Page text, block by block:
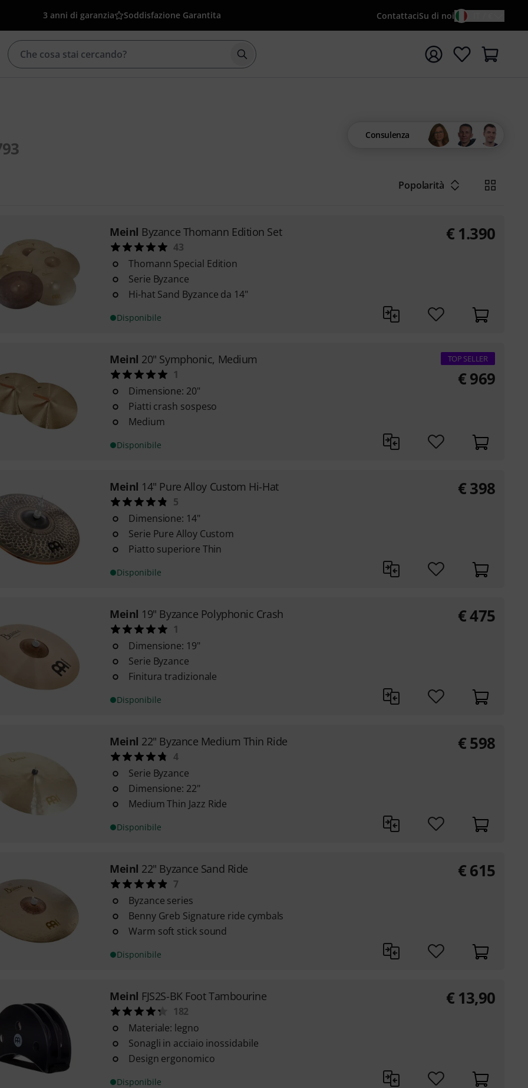
3 anni di garanzia Soddisfazione Garantita ContattaciSu di noi
Avviare la ricerca con il termine di ricerca {searchTerm}
Consulenza
Popolarità
Meinl Byzance Thomann Edition Set
43
Thomann Special Edition
Serie Byzance
Hi-hat Sand Byzance da 14"
Disponibile
€ 1.390
Meinl 20" Symphonic, Medium
1
Dimensione: 20"
Piatti crash sospeso
Medium
Disponibile
TOP SELLER
€969
Meinl 14" Pure Alloy Custom Hi-Hat
5
Dimensione: 14"
Serie Pure Alloy Custom
Piatto superiore Thin
Disponibile
€398
Meinl 19" Byzance Polyphonic Crash
1
Dimensione: 19"
Serie Byzance
Finitura tradizionale
Disponibile
€475
Meinl 22" Byzance Medium Thin Ride
4
Serie Byzance
Dimensione: 22"
Medium Thin Jazz Ride
Disponibile
€598
Meinl 22" Byzance Sand Ride
7
Byzance series
Benny Greb Signature ride cymbals
Warm soft stick sound
Disponibile
€615
Meinl FJS2S-BK Foot Tambourine
182
Materiale: legno
Sonagli in acciaio inossidabile
Design ergonomico
Disponibile
€ 13,90